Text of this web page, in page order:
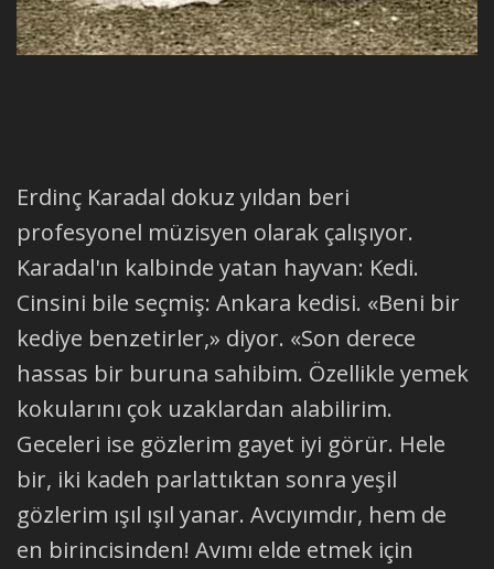
Erdinç Karadal dokuz yıldan beri
profesyonel müzisyen olarak çalışıyor.
Karadal'ın kalbinde yatan hayvan: Kedi.
Cinsini bile seçmiş: Ankara kedisi. «Beni bir
kediye benzetirler,» diyor. «Son derece
hassas bir buruna sahibim. Özellikle yemek
kokularını çok uzaklardan alabilirim.
Geceleri ise gözlerim gayet iyi görür. Hele
bir, iki kadeh parlattıktan sonra yeşil
gözlerim ışıl ışıl yanar. Avcıyımdır, hem de
en birincisinden! Avımı elde etmek için